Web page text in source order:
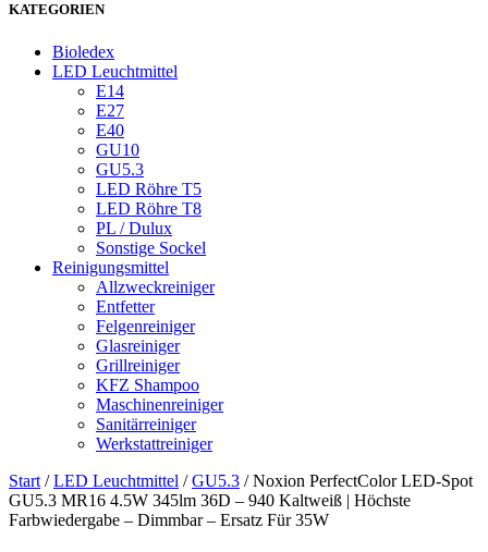
KATEGORIEN
Bioledex
LED Leuchtmittel
E14
E27
E40
GU10
GU5.3
LED Röhre T5
LED Röhre T8
PL / Dulux
Sonstige Sockel
Reinigungsmittel
Allzweckreiniger
Entfetter
Felgenreiniger
Glasreiniger
Grillreiniger
KFZ Shampoo
Maschinenreiniger
Sanitärreiniger
Werkstattreiniger
Start /LED Leuchtmittel /GU5.3 / Noxion PerfectColor LED-Spot
GU5.3 MR16 4.5W 345lm 36D – 940 Kaltweiß | Höchste
Farbwiedergabe – Dimmbar – Ersatz Für 35W